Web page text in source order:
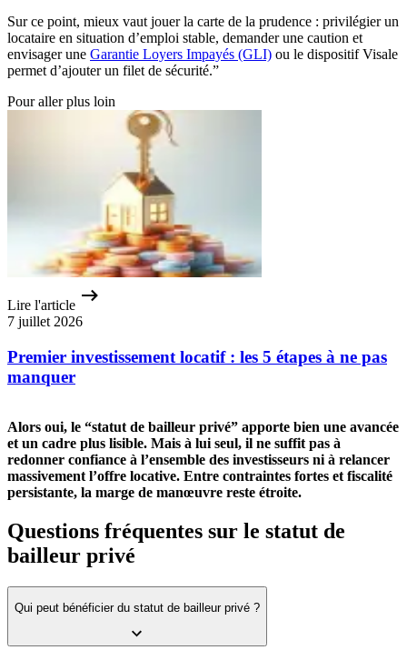
Sur ce point, mieux vaut jouer la carte de la prudence : privilégier un
locataire en situation d’emploi stable, demander une caution et
envisager une Garantie Loyers Impayés (GLI) ou le dispositif Visale
permet d’ajouter un filet de sécurité.”
Pour aller plus loin
Lire l'article
7 juillet 2026
Premier investissement locatif : les 5 étapes à ne pas
manquer
Alors oui, le “statut de bailleur privé” apporte bien une avancée
et un cadre plus lisible. Mais à lui seul, il ne suffit pas à
redonner confiance à l’ensemble des investisseurs ni à relancer
massivement l’offre locative. Entre contraintes fortes et fiscalité
persistante, la marge de manœuvre reste étroite.
Questions fréquentes sur le statut de
bailleur privé
Qui peut bénéficier du statut de bailleur privé ?